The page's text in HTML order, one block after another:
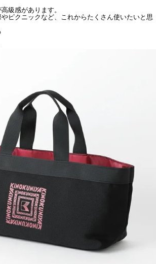
級感があります。
ピクニックなど、これからたくさん使いたいと思